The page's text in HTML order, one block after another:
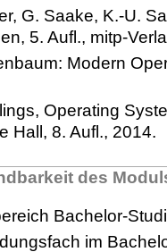
G. Saake, K.-U.
5. Aufl., mitp-
Modern
Operating
Hall, 8. Aufl., 2014.
des
Bachelor-
im